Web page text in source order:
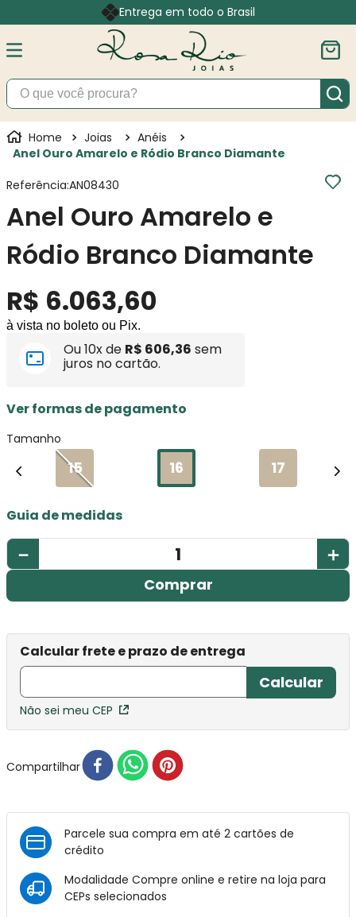
Entrega em todo o Brasil
O que você procura?
Joias
Anéis
Anel Ouro Amarelo e Ródio Branco Diamante
Referência:AN08430
Anel Ouro Amarelo e
Ródio Branco Diamante
R$ 6.063,60
à vista no boleto ou Pix.
Ou10x de R$ 606,36 sem
juros no cartão.
Ver formas de pagamento
Tamanho
15 16 17
Guia de medidas
＋
－
Comprar
Não sei meu CEP
Compartilhar
Parcele sua compra em até 2 cartões de
crédito
Modalidade Compre online e retire na loja para
CEPs selecionados